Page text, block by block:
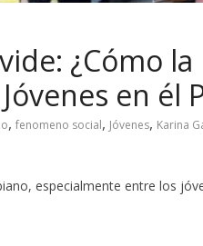
¿Cómo
en él
, fenomeno social, Jóvenes, Karina
especialmente entre los